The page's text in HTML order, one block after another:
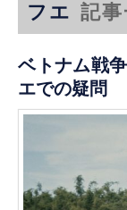
フエ 記
ベトナム戦
エでの疑問